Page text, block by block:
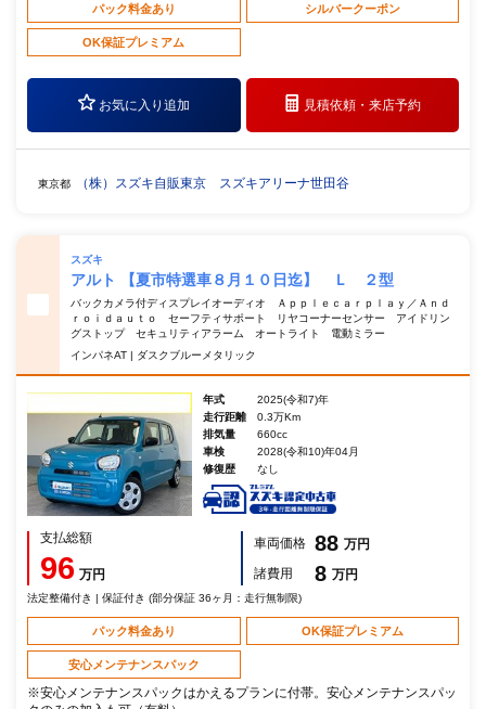
パック料金あり シルバークーポン
OK保証プレミアム
お気に入り追加 見積依頼・来店予約
東京都 （株）スズキ自販東京 スズキアリーナ世田谷
スズキ
アルト 【夏市特選車８月１０日迄】 Ｌ ２型
バックカメラ付ディスプレイオーディオ Ａｐｐｌｅｃａｒｐｌａｙ／Ａｎｄ
ｒｏｉｄａｕｔｏ セーフティサポート リヤコーナーセンサー アイドリン
グストップ セキュリティアラーム オートライト 電動ミラー
インパネAT | ダスクブルーメタリック
年式
2025(令和7)年
走行距離
0.3万Km
排気量
660cc
車検
2028(令和10)年04月
修復歴
なし
支払総額
96 万円
車両価格 88 万円
諸費用
8 万円
法定整備付き | 保証付き (部分保証 36ヶ月：走行無制限)
パック料金あり OK保証プレミアム
安心メンテナンスパック
※安心メンテナンスパックはかえるプランに付帯。安心メンテナンスパッ